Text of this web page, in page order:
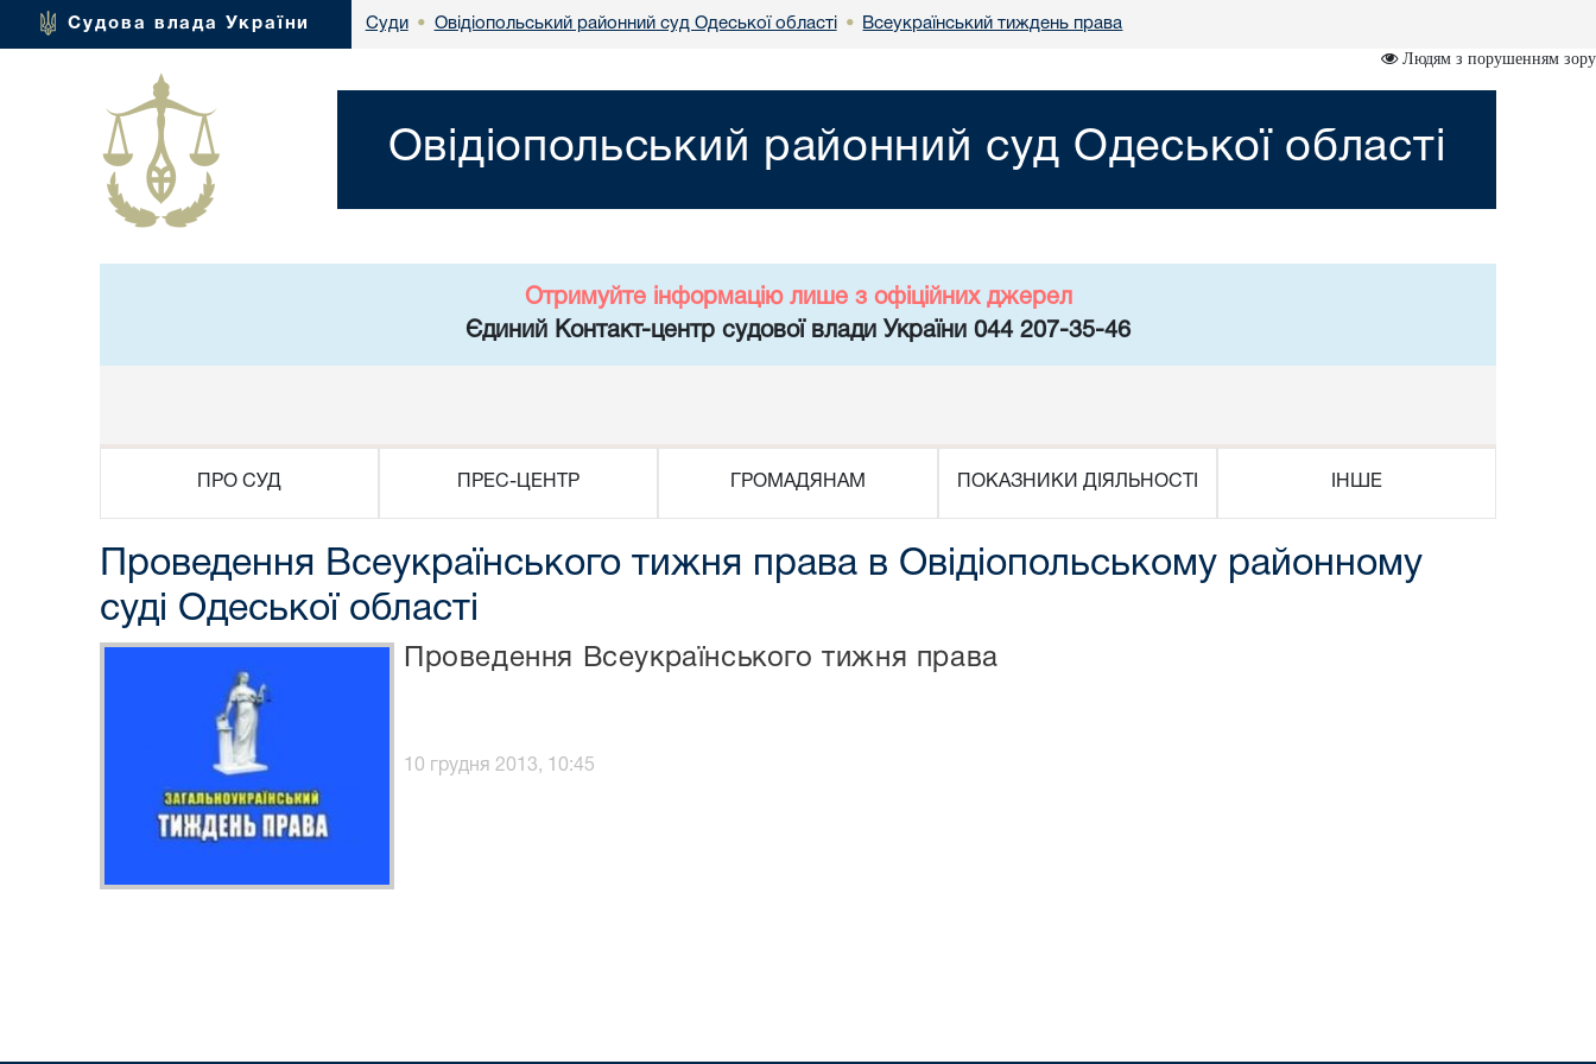
Судова влада України Суди • Овідіопольський районний суд Одеської області • Всеукраїнський тиждень права
Людям з порушенням зору
Овідіопольський районний суд Одеської області
Отримуйте інформацію лише з офіційних джерел
Єдиний Контакт-центр судової влади України 044 207-35-46
ПРО СУД ПРЕС-ЦЕНТР ГРОМАДЯНАМ ПОКАЗНИКИ ДІЯЛЬНОСТІ ІНШЕ
Проведення Всеукраїнського тижня права в Овідіопольському районному
суді Одеської області
Проведення Всеукраїнського тижня права
10 грудня 2013, 10:45